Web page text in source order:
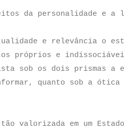
da personalidade e
e relevância o
próprios e
sob os dois prismas
quanto sob a
valorizada em um